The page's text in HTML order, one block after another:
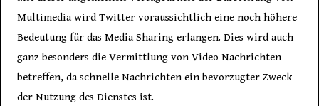
Multimedia wird Twitter voraussichtlich eine noch höhere
Bedeutung für das Media Sharing erlangen. Dies wird auch
ganz besonders die Vermittlung von Video Nachrichten
betreffen, da schnelle Nachrichten ein bevorzugter Zweck
der Nutzung des Dienstes ist.